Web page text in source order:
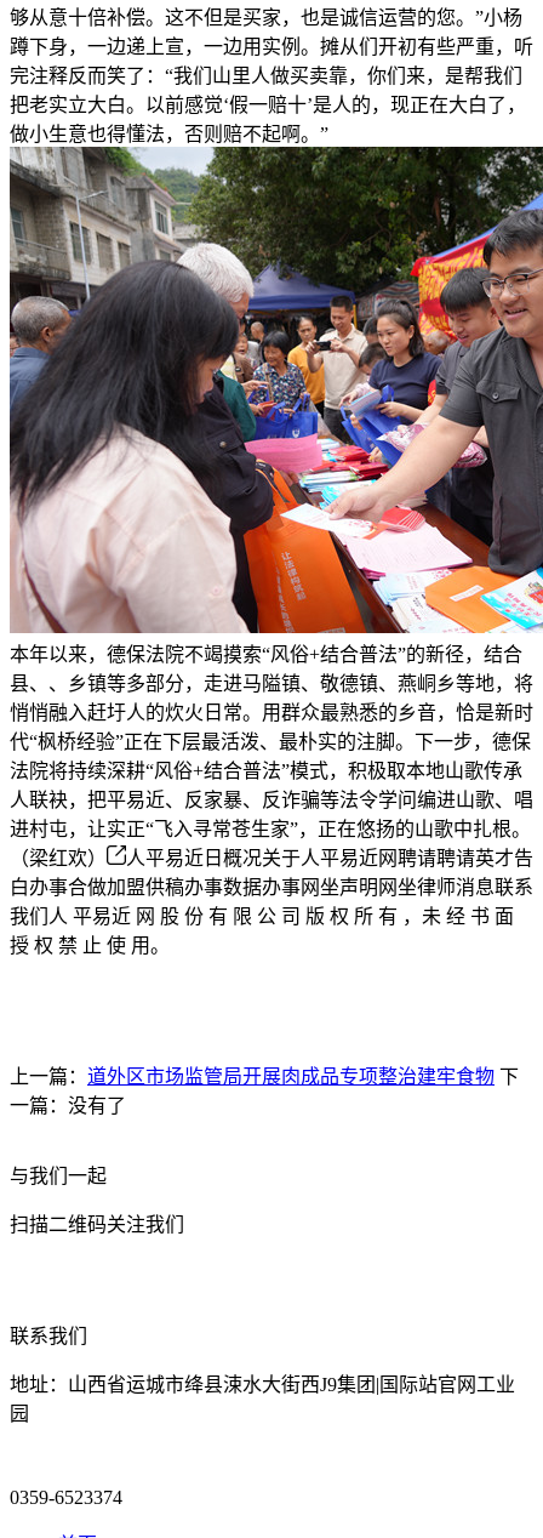
够从意十倍补偿。这不但是买家，也是诚信运营的您。”小杨
蹲下身，一边递上宣，一边用实例。摊从们开初有些严重，听
完注释反而笑了：“我们山里人做买卖靠，你们来，是帮我们
把老实立大白。以前感觉‘假一赔十’是人的，现正在大白了，
做小生意也得懂法，否则赔不起啊。”
本年以来，德保法院不竭摸索“风俗+结合普法”的新径，结合
县、、乡镇等多部分，走进马隘镇、敬德镇、燕峒乡等地，将
悄悄融入赶圩人的炊火日常。用群众最熟悉的乡音，恰是新时
代“枫桥经验”正在下层最活泼、最朴实的注脚。下一步，德保
法院将持续深耕“风俗+结合普法”模式，积极取本地山歌传承
人联袂，把平易近、反家暴、反诈骗等法令学问编进山歌、唱
进村屯，让实正“飞入寻常苍生家”，正在悠扬的山歌中扎根。
（梁红欢）
人平易近日概况关于人平易近网聘请聘请英才告
白办事合做加盟供稿办事数据办事网坐声明网坐律师消息联系
我们人 平易近 网 股 份 有 限 公 司 版 权 所 有 ，未 经 书 面
授 权 禁 止 使 用。
上一篇： 道外区市场监管局开展肉成品专项整治建牢食物 下
一篇：没有了
与我们一起
扫描二维码关注我们
联系我们
地址：山西省运城市绛县涑水大街西J9集团|国际站官网工业
园
0359-6523374